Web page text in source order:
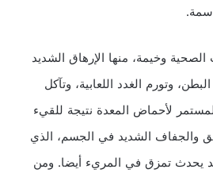
وخيمة، منها الإرهاق الشديد
وتورم الغدد اللعابية، وتآكل
لأحماض المعدة نتيجة للقيء
والجفاف الشديد في الجسم، الذي
يحدث تمزق في المريء أيضا. ومن